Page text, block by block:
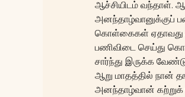
ஆச்சியிடம் வந்தாள்.
அனந்தாழ்வானுக்குப்
கொள்கைகள் ஏதாவது
பணிவிடை செய்து
சார்ந்து இருக்க
ஆறு மாதத்தில் நான்
அனந்தாழ்வான் கற்றுக்